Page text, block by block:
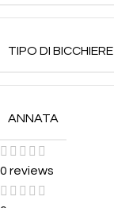
TIPO DI BICCHIERE
ANNATA
0 reviews